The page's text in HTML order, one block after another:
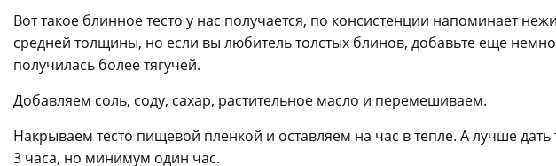
Вот такое блинное тесто у нас получается, по консистенции напоминает
средней толщины, но если вы любитель толстых блинов, добавьте еще
получилась более тягучей.
Добавляем соль, соду, сахар, растительное масло и перемешиваем.
Накрываем тесто пищевой пленкой и оставляем на час в тепле. А лучше
3 часа, но минимум один час.